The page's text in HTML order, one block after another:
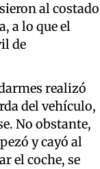
al costado
a lo que el
de
realizó
del vehículo,
No obstante,
y cayó al
el coche, se